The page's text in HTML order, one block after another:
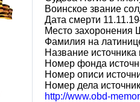
Воинское звание
Дата смерти
Место захоронения
Фамилия на
Название
Номер фонда
Номер описи
Номер дела
http://www.obd-